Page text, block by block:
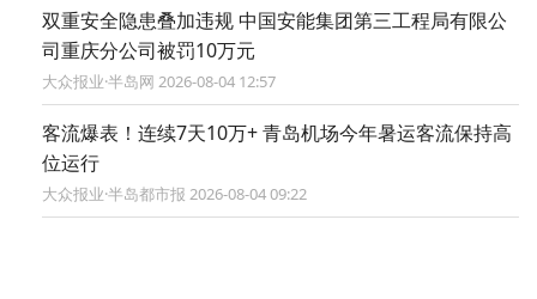
双重安全隐患叠加违规 中国安能集团第三工程局有限公
司重庆分公司被罚10万元
大众报业·半岛网 2026-08-04 12:57
客流爆表！连续7天10万+ 青岛机场今年暑运客流保持高
位运行
大众报业·半岛都市报 2026-08-04 09:22